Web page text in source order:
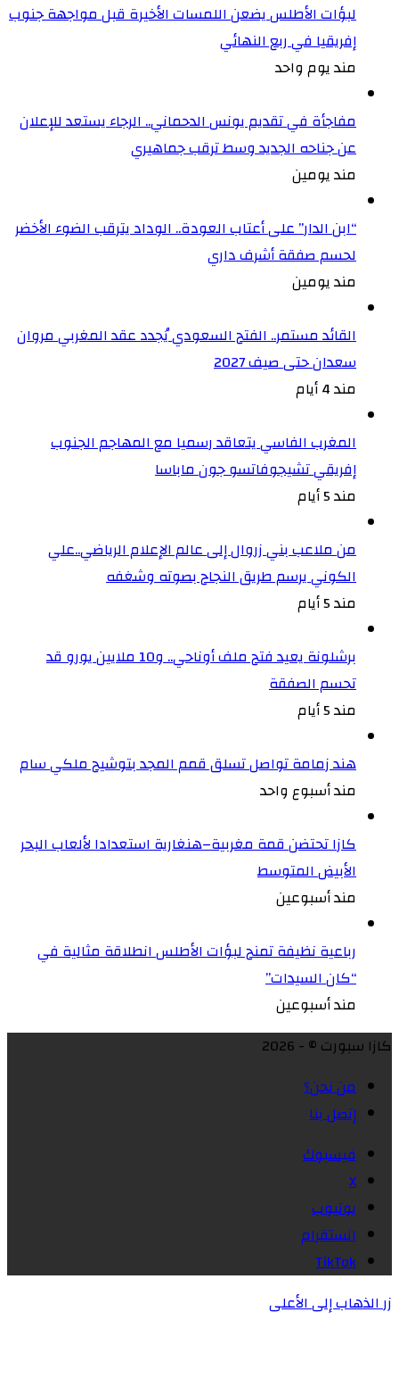
لبؤات الأطلس يضعن اللمسات الأخيرة قبل مواجهة جنوب
إفريقيا في ربع النهائي
مند يوم واحد
مفاجأة في تقديم يونس الدحماني.. الرجاء يستعد للإعلان
عن جناحه الجديد وسط ترقب جماهيري
مند يومين
“ابن الدار” على أعتاب العودة.. الوداد يترقب الضوء الأخضر
لحسم صفقة أشرف داري
مند يومين
القائد مستمر.. الفتح السعودي يُجدد عقد المغربي مروان
سعدان حتى صيف 2027
مند 4 أيام
المغرب الفاسي يتعاقد رسميا مع المهاجم الجنوب
إفريقي تشيجوفاتسو جون ماباسا
مند 5 أيام
من ملاعب بني زروال إلى عالم الإعلام الرياضي..علي
الكوني يرسم طريق النجاح بصوته وشغفه
مند 5 أيام
برشلونة يعيد فتح ملف أوناحي.. و10 ملايين يورو قد
تحسم الصفقة
مند 5 أيام
هند زمامة تواصل تسلق قمم المجد بتوشيح ملكي سام
مند أسبوع واحد
كازا تحتضن قمة مغربية–هنغارية استعدادا لألعاب البحر
الأبيض المتوسط
مند أسبوعين
رباعية نظيفة تمنح لبؤات الأطلس انطلاقة مثالية في
“كان السيدات”
مند أسبوعين
كازا سبورت © - 2026
من نحن؟
إتصل بنا
فيسبوك
X
يوتيوب
انستقرام
‫TikTok
زر الذهاب إلى الأعلى